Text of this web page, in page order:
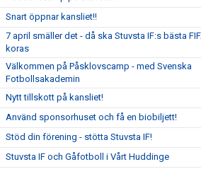
Snart öppnar kansliet!!
7 april smäller det - då ska Stuvsta IF:s bästa
koras
Välkommen på Påsklovscamp - med Svenska
Fotbollsakademin
Nytt tillskott på kansliet!
Använd sponsorhuset och få en biobiljett!
Stöd din förening - stötta Stuvsta IF!
Stuvsta IF och Gåfotboll i Vårt Huddinge